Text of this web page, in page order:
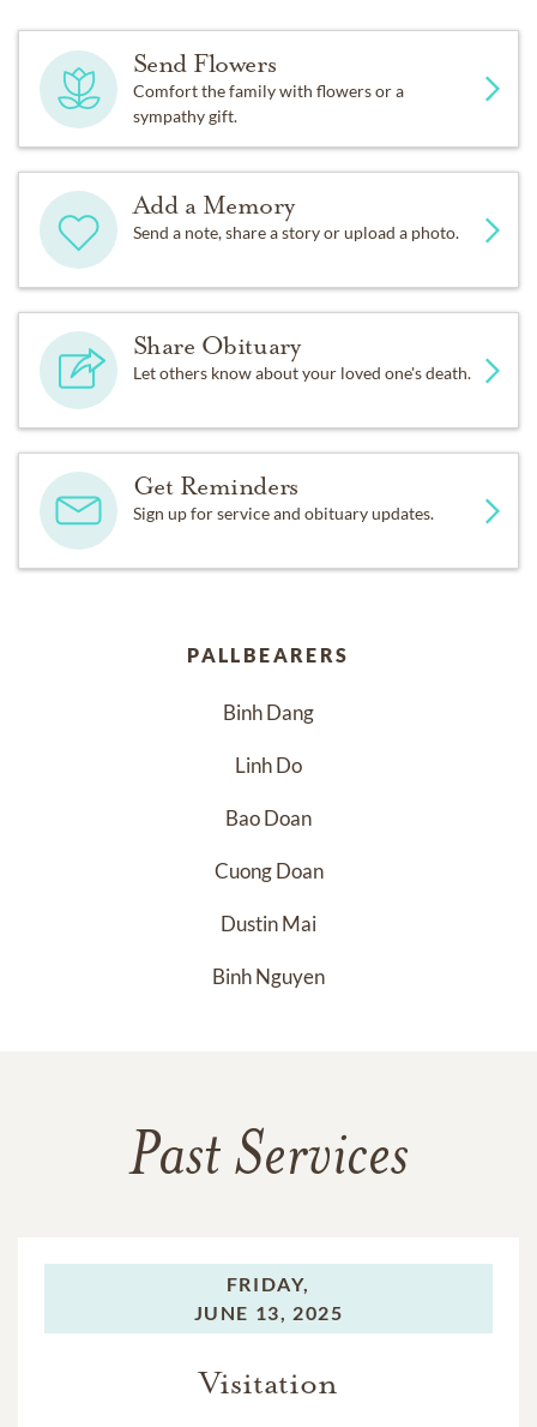
Send Flowers
Comfort the family with flowers or a
sympathy gift.
Add a Memory
Send a note, share a story or upload a photo.
Share Obituary
Let others know about your loved one's death.
Get Reminders
Sign up for service and obituary updates.
PALLBEARERS
Binh Dang
Linh Do
Bao Doan
Cuong Doan
Dustin Mai
Binh Nguyen
Past Services
FRIDAY,
JUNE 13, 2025
Visitation